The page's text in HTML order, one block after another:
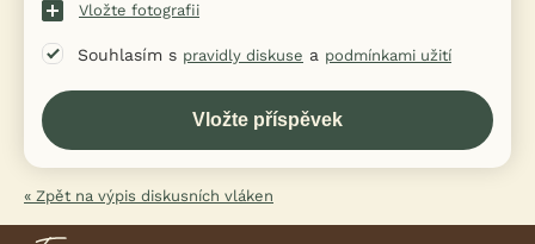
Vložte fotografii
Souhlasím s pravidly diskuse a podmínkami užití
« Zpět na výpis diskusních vláken